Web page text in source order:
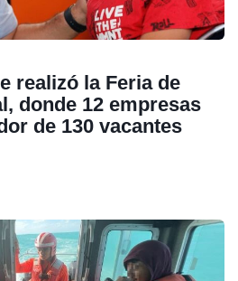
realizó la Feria de
donde 12 empresas
de 130 vacantes